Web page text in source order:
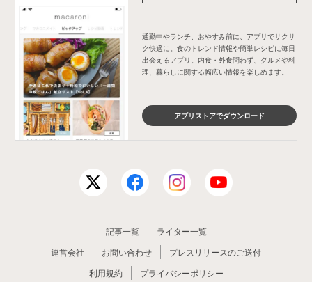
通勤中やランチ、おやすみ前に、アプリでサクサ
ク快適に。食のトレンド情報や簡単レシピに毎日
出会えるアプリ。内食・外食問わず、グルメや料
理、暮らしに関する幅広い情報を楽しめます。
アプリストアでダウンロード
記事一覧
ライター一覧
運営会社
お問い合わせ
プレスリリースのご送付
利用規約
プライバシーポリシー